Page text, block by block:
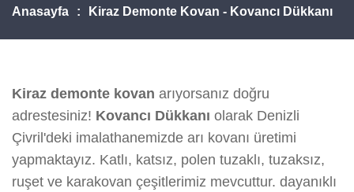
Anasayfa Kiraz Demonte Kovan - Kovancı Dükkanı
Kiraz demonte kovan arıyorsanız doğru
adrestesiniz! Kovancı Dükkanı olarak Denizli
Çivril'deki imalathanemizde arı kovanı üretimi
yapmaktayız. Katlı, katsız, polen tuzaklı, tuzaksız,
ruşet ve karakovan çeşitlerimiz mevcuttur. dayanıklı